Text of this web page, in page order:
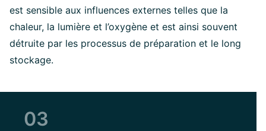
est sensible aux influences externes telles que la
chaleur, la lumière et l’oxygène et est ainsi souvent
détruite par les processus de préparation et le long
stockage.
03